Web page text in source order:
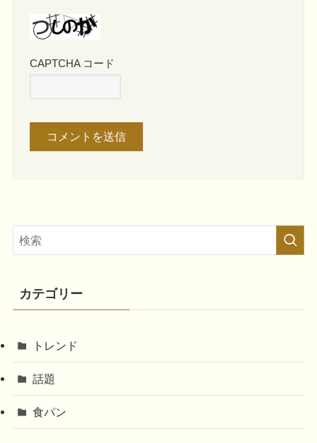
CAPTCHA コード
カテゴリー
トレンド
話題
食パン